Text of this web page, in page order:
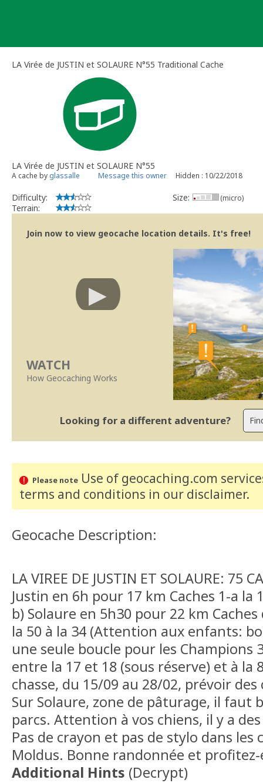
LA Virée de JUSTIN et SOLAURE N°55 Traditional Cache
LA Virée de JUSTIN et SOLAURE N°55
A cache by glassalle Message this owner Hidden : 10/22/2018
Difficulty:
Terrain:
Size: (micro)
Join now to view geocache location details. It's free!
WATCH
How Geocaching Works
Looking for a different adventure?
Please noteUse of geocaching.com
terms and conditions in our disclaimer.
Geocache Description:
LA VIREE DE JUSTIN ET SOLAURE: 75
Justin en 6h pour 17 km Caches 1-a la
b) Solaure en 5h30 pour 22 km
la 50 à la 34 (Attention aux enfants:
une seule boucle pour les Champions
entre la 17 et 18 (sous réserve) et à la
chasse, du 15/09 au 28/02, prévoir
Sur Solaure, zone de pâturage, il faut
parcs. Attention à vos chiens, il y a
Pas de crayon et pas de stylo dans
Moldus. Bonne randonnée et
Additional Hints (Decrypt)